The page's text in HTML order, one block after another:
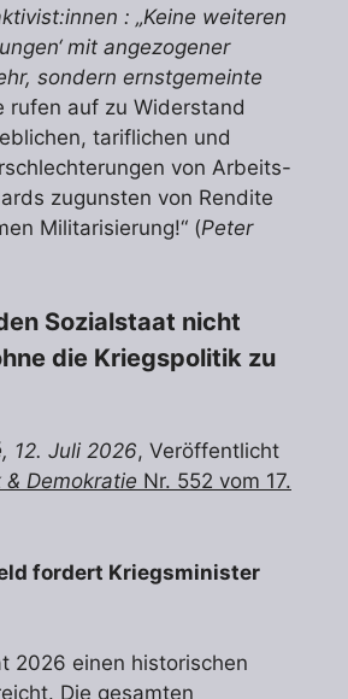
: „Keine weiteren
mit angezogener
sondern ernstgemeinte
rufen auf zu Widerstand
tariflichen und
von Arbeits-
zugunsten von Rendite
Militarisierung!“ (Peter
Sozialstaat nicht
die Kriegspolitik zu
12. Juli 2026, Veröffentlicht
Demokratie Nr. 552 vom 17.
fordert Kriegsminister
2026 einen historischen
Die gesamten